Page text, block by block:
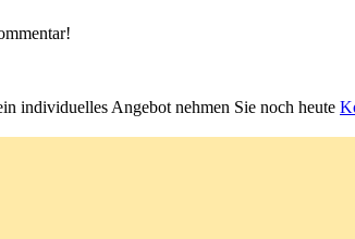
individuelles Angebot nehmen Sie noch heute